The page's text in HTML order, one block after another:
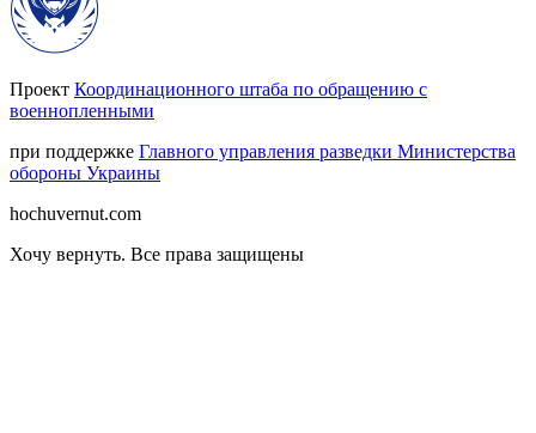
Проект Координационного штаба по обращению с
военнопленными
при поддержке Главного управления разведки Министерства
обороны Украины
hochuvernut.com
Хочу вернуть. Все права защищены